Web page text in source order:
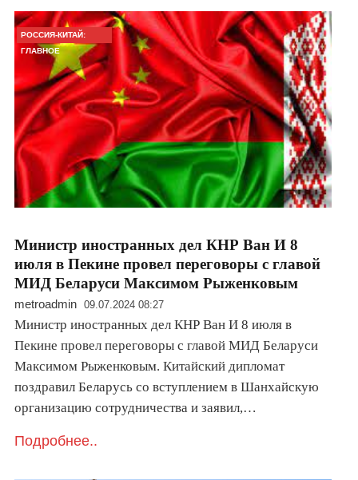
РОССИЯ-КИТАЙ:
ГЛАВНОЕ
Министр иностранных дел КНР Ван И 8
июля в Пекине провел переговоры с главой
МИД Беларуси Максимом Рыженковым
metroadmin 09.07.2024 08:27
Министр иностранных дел КНР Ван И 8 июля в
Пекине провел переговоры с главой МИД Беларуси
Максимом Рыженковым. Китайский дипломат
поздравил Беларусь со вступлением в Шанхайскую
организацию сотрудничества и заявил,…
Подробнее..